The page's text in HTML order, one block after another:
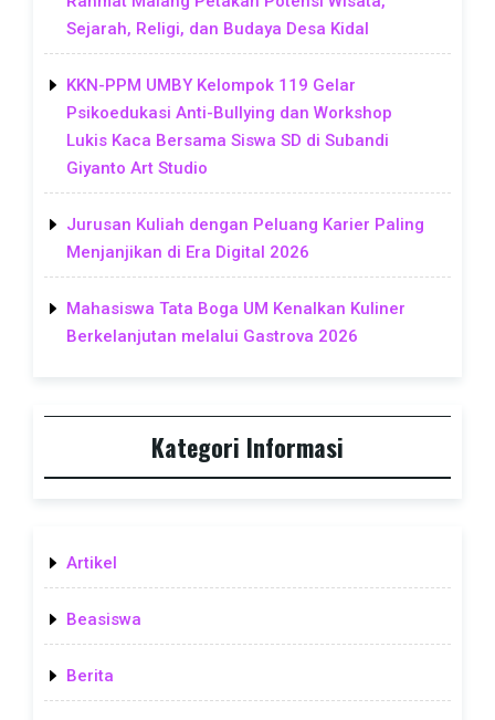
Sejarah, Religi, dan Budaya Desa Kidal
KKN-PPM UMBY Kelompok 119 Gelar
Psikoedukasi Anti-Bullying dan Workshop
Lukis Kaca Bersama Siswa SD di Subandi
Giyanto Art Studio
Jurusan Kuliah dengan Peluang Karier Paling
Menjanjikan di Era Digital 2026
Mahasiswa Tata Boga UM Kenalkan Kuliner
Berkelanjutan melalui Gastrova 2026
Kategori Informasi
Artikel
Beasiswa
Berita